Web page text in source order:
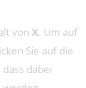
von X. Um auf
Sie auf die
dabei